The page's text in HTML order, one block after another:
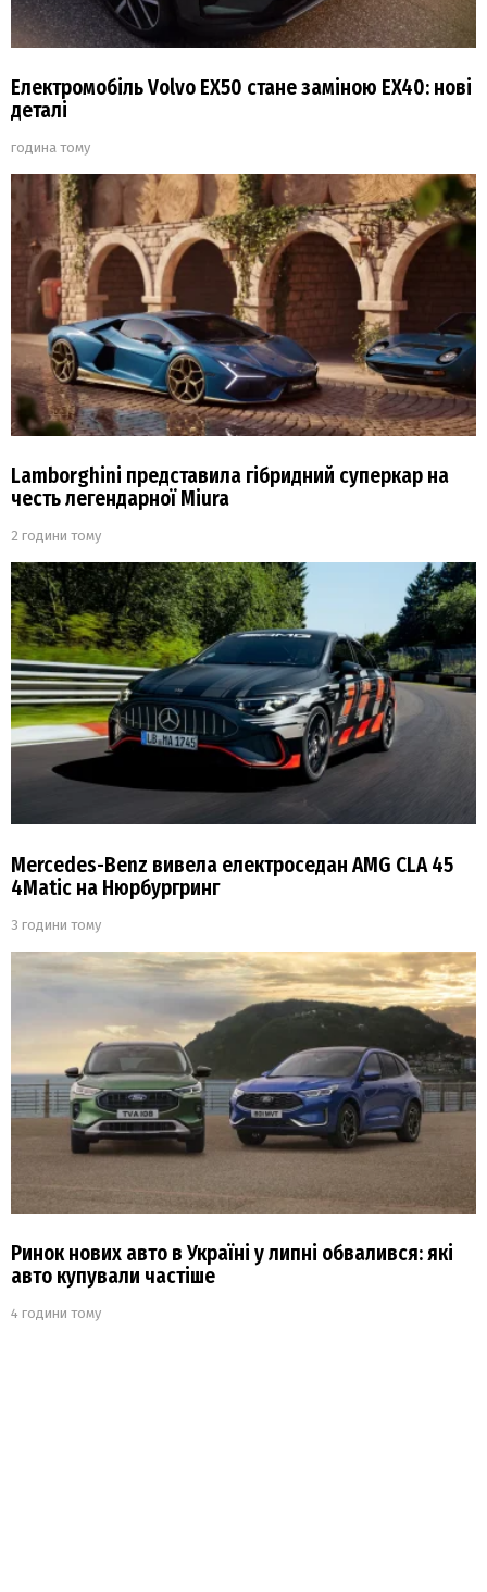
Електромобіль Volvo EX50 стане заміною EX40: нові
деталі
година тому
Lamborghini представила гібридний суперкар на
честь легендарної Miura
2 години тому
Mercedes-Benz вивела електроседан AMG CLA 45
4Matic на Нюрбургринг
3 години тому
Ринок нових авто в Україні у липні обвалився: які
авто купували частіше
4 години тому